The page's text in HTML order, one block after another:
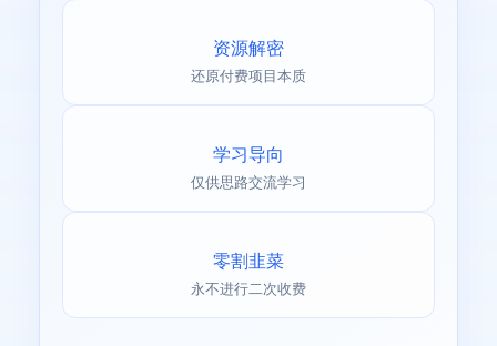
资源解密
还原付费项目本质
学习导向
仅供思路交流学习
零割韭菜
永不进行二次收费